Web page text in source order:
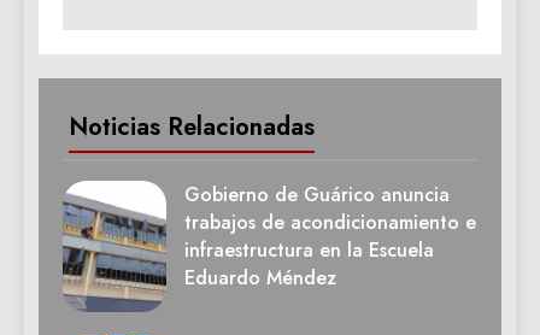
Noticias Relacionadas
Gobierno de Guárico anuncia
trabajos de acondicionamiento e
infraestructura en la Escuela
Eduardo Méndez